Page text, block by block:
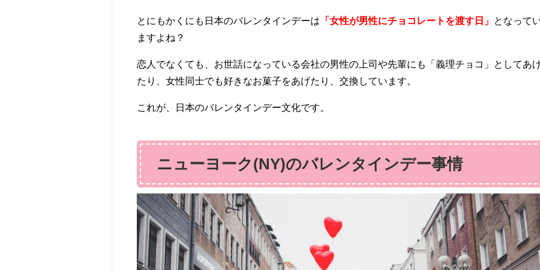
とにもかくにも日本のバレンタインデーは 「女性が男性にチョコレートを渡す日」
となって
ますよね？
恋人でなくても、お世話になっている会社の男性の上司や先輩にも「義理チョコ」としてあ
たり、女性同士でも好きなお菓子をあげたり、交換しています。
これが、日本のバレンタインデー文化です。
ニューヨーク(NY)のバレンタインデー事情